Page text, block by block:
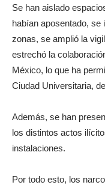
Se han aislado
habían aposentado, se
zonas, se amplió la
estrechó la
México, lo que ha
Ciudad Universitaria,
Además, se han
los distintos actos
instalaciones.
Por todo esto, los